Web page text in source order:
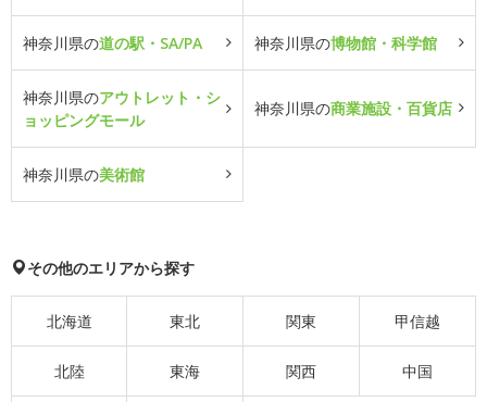
神奈川県の道の駅・SA/PA 神奈川県の博物館・科学館
神奈川県のアウトレット・シ
ョッピングモール
神奈川県の商業施設・百貨店
神奈川県の美術館
その他のエリアから探す
北海道 東北 関東 甲信越
北陸 東海 関西 中国